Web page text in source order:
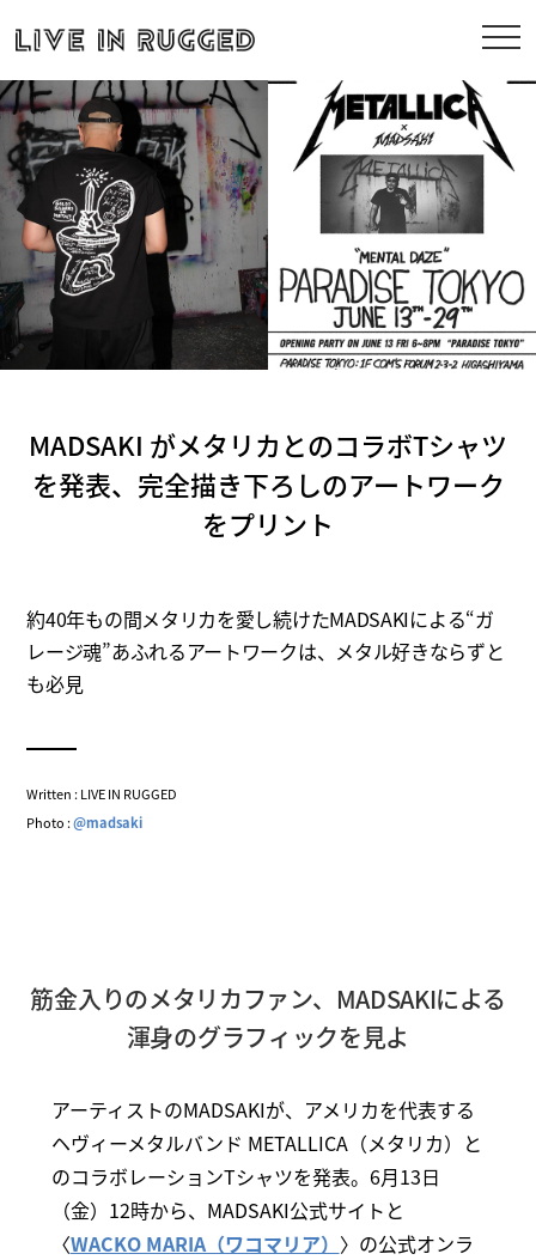
MADSAKI がメタリカとのコラボTシャツ
を発表、完全描き下ろしのアートワーク
をプリント
約40年もの間メタリカを愛し続けたMADSAKIによる“ガ
レージ魂”あふれるアートワークは、メタル好きならずと
も必見
Written : LIVE IN RUGGED
Photo :@madsaki
筋金入りのメタリカファン、MADSAKIによる
渾身のグラフィックを見よ
アーティストのMADSAKIが、アメリカを代表する
ヘヴィーメタルバンド METALLICA（メタリカ）と
のコラボレーションTシャツを発表。6月13日
（金）12時から、MADSAKI公式サイトと
〈WACKO MARIA（ワコマリア） 〉の公式オンラ